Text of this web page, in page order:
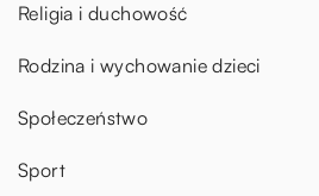
Religia i duchowość
Rodzina i wychowanie dzieci
Społeczeństwo
Sport